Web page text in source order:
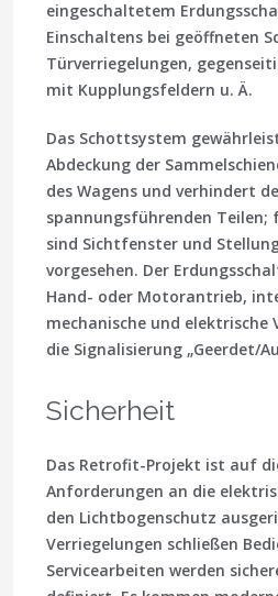
eingeschaltetem
Einschaltens bei geöffneten
Türverriegelungen,
mit Kupplungsfeldern u. Ä.
Das Schottsystem
Abdeckung der
des Wagens und verhindert
spannungsführenden
sind Sichtfenster und
vorgesehen. Der
Hand- oder Motorantrieb,
mechanische und elektrische
die Signalisierung „Geerdet/
Sicherheit
Das Retrofit-Projekt ist auf
Anforderungen an die
den Lichtbogenschutz
Verriegelungen schließen
Servicearbeiten werden